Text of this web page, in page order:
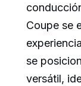
Coupe se
se
versátil,